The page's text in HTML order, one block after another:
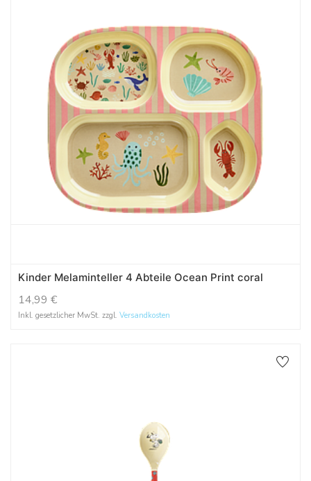
Kinder Melaminteller 4 Abteile Ocean Print coral
14,99 €
Inkl. gesetzlicher MwSt. zzgl. Versandkosten